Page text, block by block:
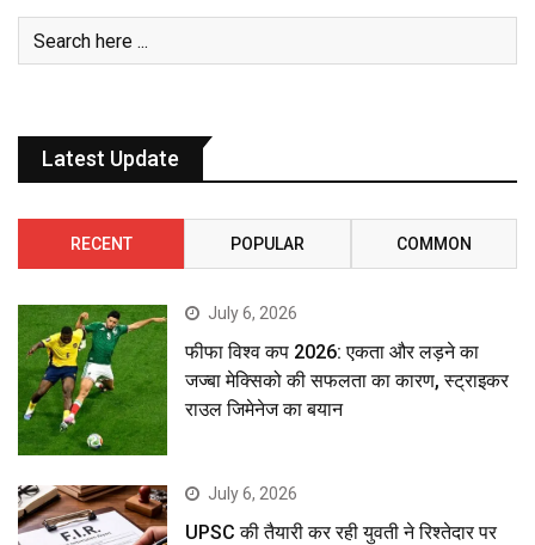
Latest Update
RECENT POPULAR COMMON
July 6, 2026
फीफा विश्व कप 2026: एकता और लड़ने का
जज्बा मेक्सिको की सफलता का कारण, स्ट्राइकर
राउल जिमेनेज का बयान
July 6, 2026
UPSC की तैयारी कर रही युवती ने रिश्तेदार पर